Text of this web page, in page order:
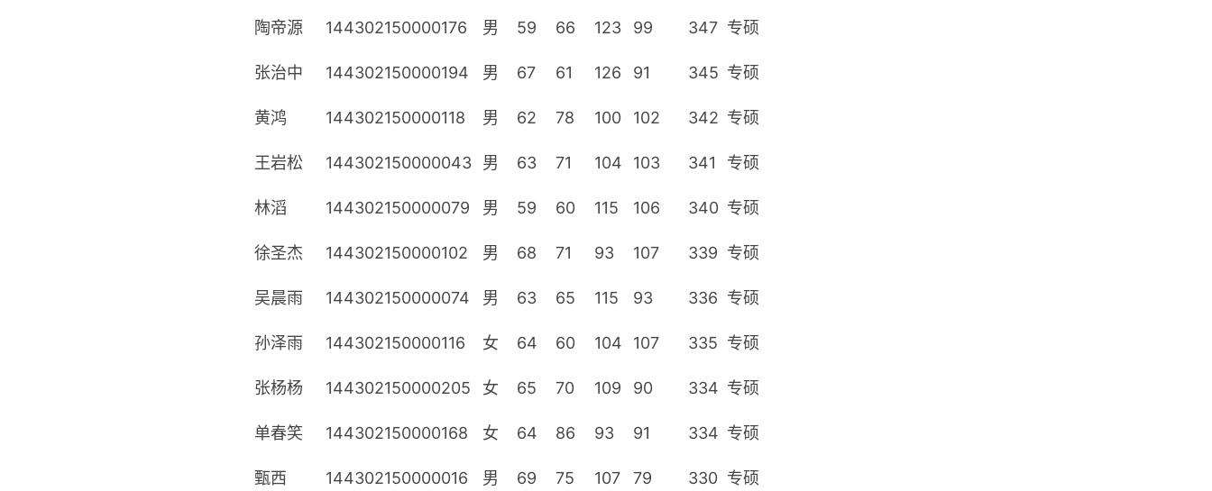
陶帝源 144302150000176 男 59 66 123 99 347 专硕
张治中 144302150000194 男 67 61 126 91 345 专硕
黄鸿 144302150000118 男 62 78 100 102 342 专硕
王岩松 144302150000043 男 63 71 104 103 341 专硕
林滔 144302150000079 男 59 60 115 106 340 专硕
徐圣杰 144302150000102 男 68 71 93 107 339 专硕
吴晨雨 144302150000074 男 63 65 115 93 336 专硕
孙泽雨 144302150000116 女 64 60 104 107 335 专硕
张杨杨 144302150000205 女 65 70 109 90 334 专硕
单春笑 144302150000168 女 64 86 93 91 334 专硕
甄西 144302150000016 男 69 75 107 79 330 专硕